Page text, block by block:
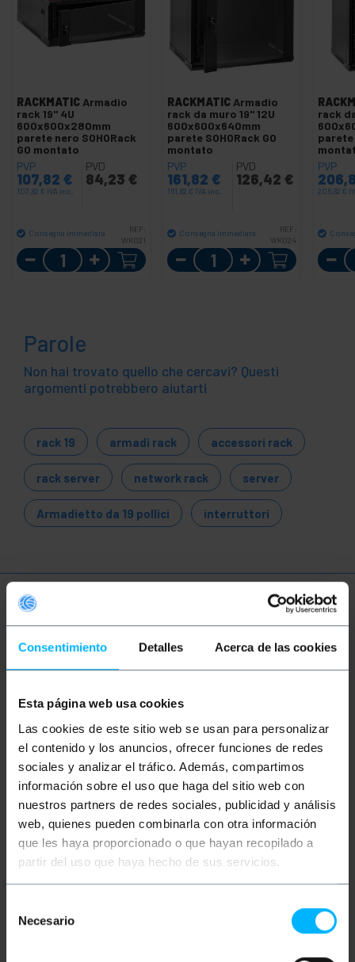
Consentimiento Detalles Acerca de las cookies
Esta página web usa cookies
Las cookies de este sitio web se usan para personalizar
el contenido y los anuncios, ofrecer funciones de redes
sociales y analizar el tráfico. Además, compartimos
información sobre el uso que haga del sitio web con
nuestros partners de redes sociales, publicidad y análisis
web, quienes pueden combinarla con otra información
que les haya proporcionado o que hayan recopilado a
partir del uso que haya hecho de sus servicios.
Necesario
RACKMATIC Armadio
rack 19" 4U
600x600x280mm
parete nero SOHORack
GO montato
PVP
107,82 €
107,82 € IVA inc.
PVD
84,23 €
Consegna immediata
REF:
WK021
Quantità
RACKMATIC Armadio
rack da muro 19'' 12U
600x600x640mm
parete SOHORack GO
montato
PVP
161,82 €
161,82 € IVA inc.
PVD
126,42 €
Consegna immediata
REF:
WK024
Quantità
rack
parete
PVP
206,82 €
Parole
Non hai trovato quello che cercavi? Questi
argomenti potrebbero aiutarti
rack 19 armadi rack accessori rack
rack server network rack server
Armadietto da 19 pollici interruttori
Ulteriori informazioni
Descrizione
Questo armadio a parete 6U ha dimensioni esterne
di 600 (L) x 600 (P) x 370 (A) mm. Ottimizza
l'infrastruttura IT centralizzando dispositivi come
switch, router, multiprese e altri sistemi di
comunicazione in un nucleo operativo sicuro. Il suo
design è ottimizzato per organizzare sistemi rack e
accessori, massimizzando lo spazio e la gestione
dei cavi, garantendo un'architettura di rete
professionale, organizzata e di facile gestione in
qualsiasi installazione di telecomunicazioni.
Specifiche
SOHORack GO.
Struttura completa con guide per portapacchi